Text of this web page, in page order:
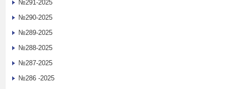
№291-2025
№290-2025
№289-2025
№288-2025
№287-2025
№286 -2025